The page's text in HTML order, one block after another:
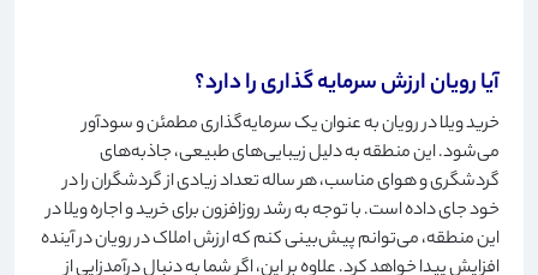
آیا رویان ارزش سرمایه گذاری را دارد؟
خرید ویلا در رویان به عنوان یک سرمایه‌گذاری مطمئن و سودآور
می‌شود. این منطقه به دلیل زیبایی‌های طبیعی، جاذبه‌های
گردشگری و هوای مناسب، هر ساله تعداد زیادی از گردشگران را در
خود جای داده است. با توجه به رشد روزافزون برای خرید و اجاره ویلا در
این منطقه، می‌توانم پیش‌بینی کنم که ارزش املاک در رویان در آینده